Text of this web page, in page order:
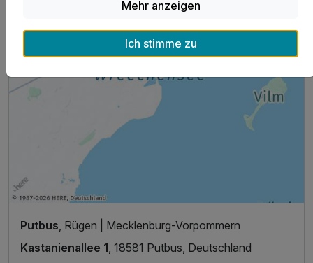
Putbus, Rügen | Mecklenburg-Vorpommern
Kastanienallee 1, 18581 Putbus, Deutschland
Mehr anzeigen
Ich stimme zu